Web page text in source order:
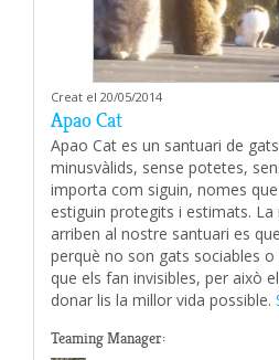
Creat el 20/05/2014
Apao Cat
Apao Cat es un santuari de
minusvàlids, sense potetes,
importa com siguin, nomes
estiguin protegits i estimats.
arriben al nostre santuari es
perquè no son gats sociables
que els fan invisibles, per això
donar lis la millor vida possible.
Teaming Manager: